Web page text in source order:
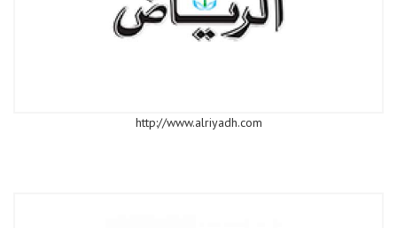
http://www.alriyadh.com